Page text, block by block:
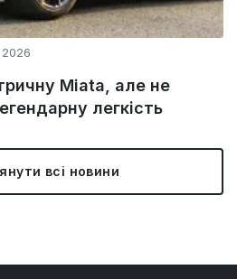
Miata, але не
легкість
всі новини